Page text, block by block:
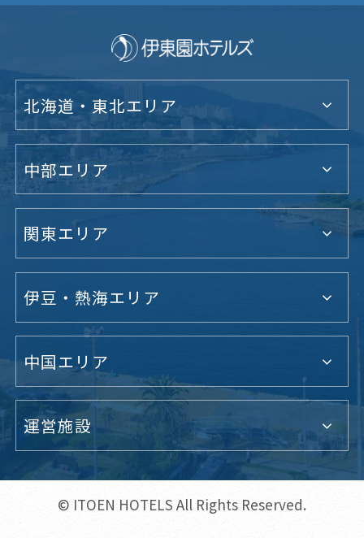
北海道・東北エリア
中部エリア
関東エリア
伊豆・熱海エリア
中国エリア
運営施設
© ITOEN HOTELS All Rights Reserved.